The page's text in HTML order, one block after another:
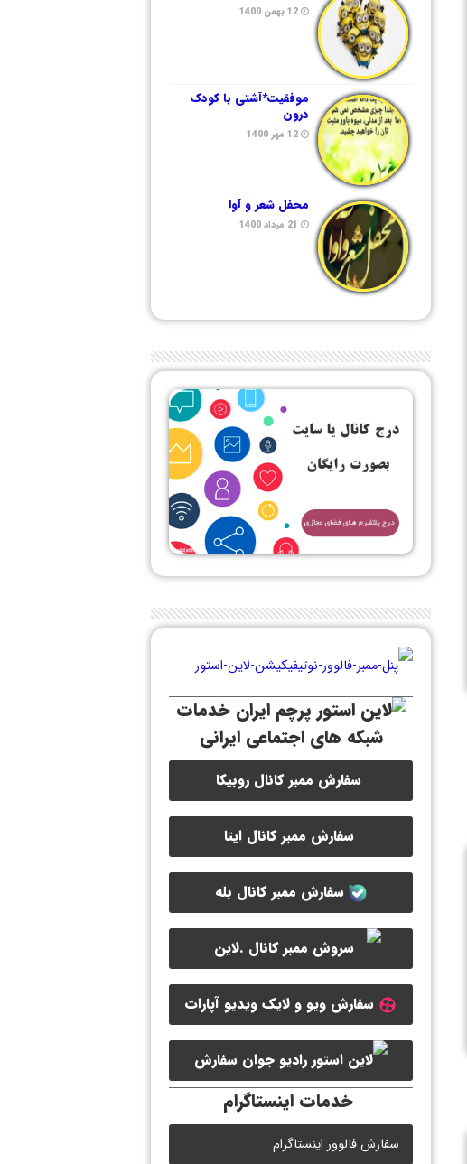
12 بهمن 1400
موفقیت*آشتی با کودک
درون
12 مهر 1400
محفل شعر و آوا
21 مرداد 1400
خدمات
شبکه های اجتماعی ایرانی
سفارش ممبر کانال روبیکا
سفارش ممبر کانال ایتا
سفارش ممبر کانال بله
سفارش ممبر کانال سروش
سفارش ویو و لایک ویدیو آپارات
سفارش
لایک رادیو جوان
خدمات اینستاگرام
سفارش فالوور اینستاگرام